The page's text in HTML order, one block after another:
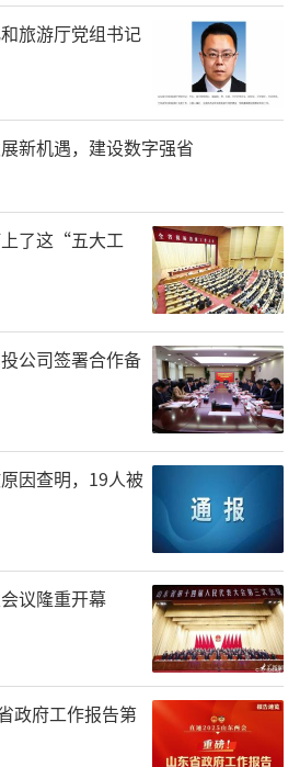
泰安新泰市“中医健康夜
括山东省基层名中医王淑
中医李长爱等在内的多位
诊辨证、养生防病知识咨
的群众提供免费针灸推拿
运动、家庭用药等方面也
红让文化传承走得更远
年轻人对健康消费的重
”逐渐走红，先是年轻人喝
旅游厅党组书记
新机遇，建设数字强省
了这“五大工
公司签署合作备
因查明，19人被
议隆重开幕
政府工作报告第